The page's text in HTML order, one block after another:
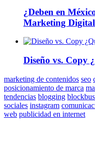
¿Deben en
Marketing
Diseño vs. Copy
marketing de contenidos seo
posicionamiento de marca
tendencias blogging
sociales instagram
web publicidad en internet